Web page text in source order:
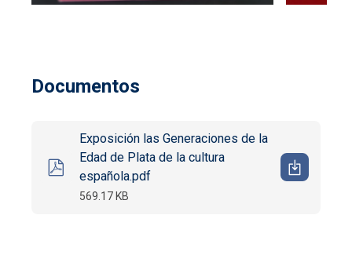
Documentos
Exposición las Generaciones de la
Edad de Plata de la cultura
española.pdf
569.17 KB